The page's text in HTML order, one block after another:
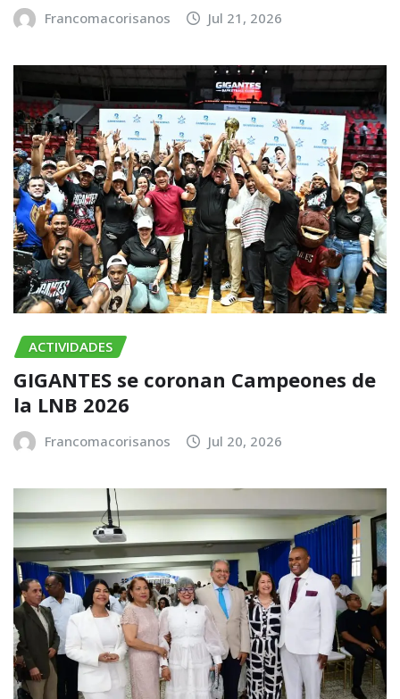
Francomacorisanos Jul 21, 2026
ACTIVIDADES
GIGANTES se coronan Campeones de
la LNB 2026
Francomacorisanos Jul 20, 2026